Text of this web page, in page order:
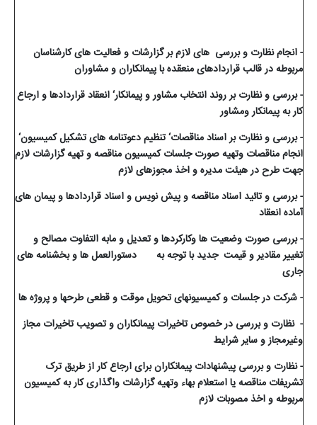
- انجام نظارت و بررسی های لازم بر گزارشات و فعالیت های کارشناسان
مربوطه در قالب قراردادهای منعقده با پیمانکاران و مشاوران
- بررسی و نظارت بر روند انتخاب مشاور و پیمانکار‘ انعقاد قراردادها و ارجاع
کار به پیمانکار ومشاور
- بررسی و نظارت بر اسناد مناقصات‘ تنظیم دعوتنامه های تشکیل کمیسیون‘
انجام مناقصات وتهیه صورت جلسات کمیسیون مناقصه و تهیه گزارشات لازم
جهت طرح در هیئت مدیره و اخذ مجوزهای لازم
- بررسی و تائید اسناد مناقصه و پیش نویس و اسناد قراردادها و پیمان های
آماده انعقاد
- بررسی صورت وضعیت ها وکارکردها و تعدیل و مابه التفاوت مصالح و
تغییر مقادیر و قیمت جدید با توجه به دستورالعمل ها و بخشنامه های
جاری
- شرکت در جلسات و کمیسیونهای تحویل موقت و قطعی طرحها و پروژه ها
- نظارت و بررسی در خصوص تاخیرات پیمانکاران و تصویب تاخیرات مجاز
وغیرمجاز و سایر شرایط
- نظارت و بررسی پیشنهادات پیمانکاران برای ارجاع کار از طریق ترک
تشریفات مناقصه یا استعلام بهاء وتهیه گزارشات واگذاری کار به کمیسیون
مربوطه و اخذ مصوبات لازم